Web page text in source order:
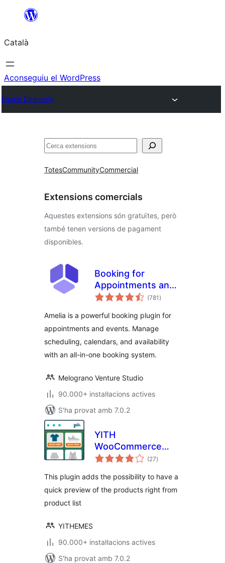
contingut
Català
Aconseguiu el WordPress
Plugin Directory
Cerca
TotesCommunityCommercial
Extensions comercials
Aquestes extensions són gratuïtes, però
també tenen versions de pagament
disponibles.
Booking for
Appointments and
Events Calendar –
(781 puntuacions
totals
)
Amelia is a powerful booking plugin for
appointments and events. Manage
scheduling, calendars, and availability
with an all-in-one booking system.
Melograno Venture Studio
90.000+ instal·lacions actives
S'ha provat amb 7.0.2
YITH
WooCommerce
Quick View (27puntuacions
totals
)
This plugin adds the possibility to have a
quick preview of the products right from
product list
YITHEMES
90.000+ instal·lacions actives
S'ha provat amb 7.0.2